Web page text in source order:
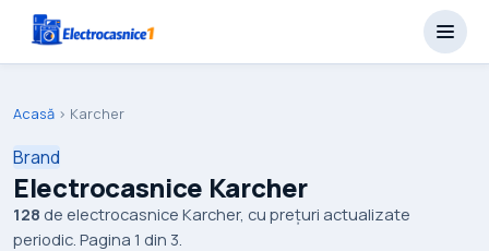
Acasă › Karcher
Brand
Electrocasnice Karcher
128 de electrocasnice Karcher, cu prețuri actualizate
periodic. Pagina 1 din 3.